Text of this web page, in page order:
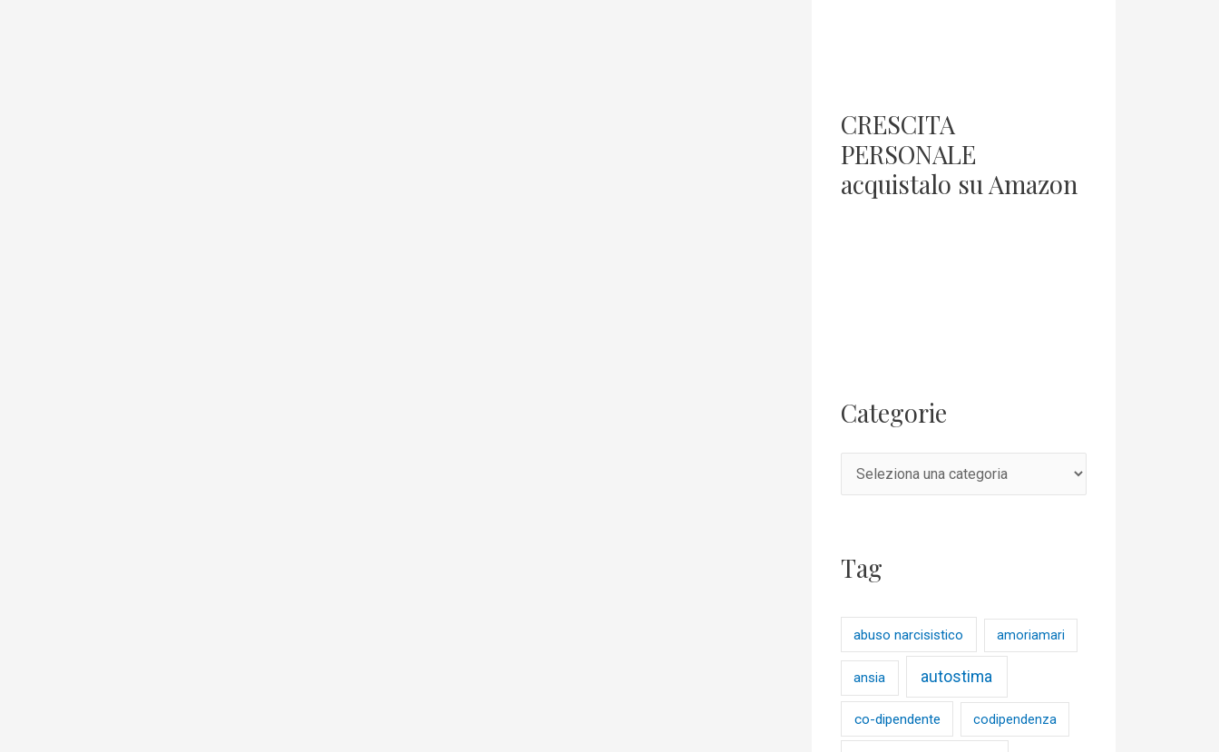
CRESCITA
PERSONALE
acquistalo su Amazon
Categorie
Tag
abuso narcisistico amoriamari
ansia autostima
co-dipendente codipendenza